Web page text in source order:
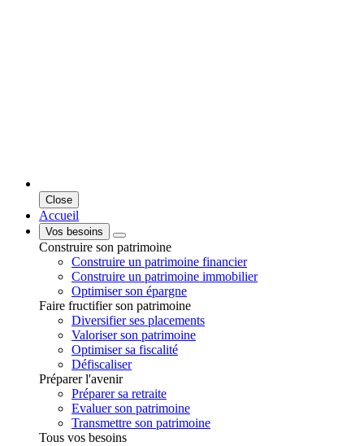
Close
Accueil
Vos besoins
Construire son patrimoine
Construire un patrimoine financier
Construire un patrimoine immobilier
Optimiser son épargne
Faire fructifier son patrimoine
Diversifier ses placements
Valoriser son patrimoine
Optimiser sa fiscalité
Défiscaliser
Préparer l'avenir
Préparer sa retraite
Evaluer son patrimoine
Transmettre son patrimoine
Tous vos besoins